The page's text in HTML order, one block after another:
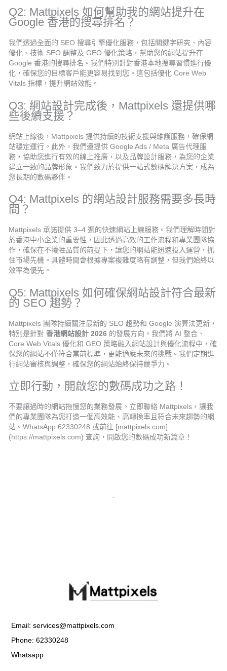
Q2: Mattpixels 如何幫助我的網站提升在
Google 香港的搜尋排名？
我們透過全面的 SEO 搜尋引擎優化服務，包括關鍵字研究、內容
優化、技術 SEO 調整及 GEO 優化策略，幫助您的網站提升在
Google 香港的搜尋排名。我們特別針對香港本地搜尋習慣進行優
化，確保您的目標客戶能更容易找到您。這包括優化 Core Web
Vitals 指標，提升網站效能。
Q3: 網站設計完成後，Mattpixels 還提供哪
些後續支援？
網站上線後，Mattpixels 提供持續的技術支援與維護服務，確保網
站穩定運行。此外，我們還提供 Google Ads / Meta 廣告代理服
務，協助您進行有效的線上推廣，以及品牌設計服務，為您的企業
建立一致的品牌形象。我們致力於提供一站式數碼解決方案，成為
您長期的數碼夥伴。
Q4: Mattpixels 的網站設計服務需要多長時
間？
Mattpixels 承諾提供 3–4 週的快速網站上線服務。我們理解時間對
於香港中小企業的重要性，因此透過高效的工作流程和專業團隊協
作，確保在不犧牲品質的前提下，讓您的網站能迅速投入運營，抓
住市場先機。具體時間會根據專案複雜度略有調整，但我們始終以
效率為優先。
Q5: Mattpixels 如何確保網站設計符合最新
的 SEO 趨勢？
Mattpixels 團隊持續關注最新的 SEO 趨勢和 Google 演算法更新，
特別是針對香港網站設計 2026 的發展方向。我們將 AI 整合、
Core Web Vitals 優化和 GEO 策略融入網站設計與優化流程中，確
保您的網站不僅符合當前標準，更能適應未來的挑戰。我們定期進
行網站審核與調整，確保您的網站始終保持競爭力。
立即行動，開啟您的數碼成功之路！
不要讓過時的網站拖慢您的業務發展。立即聯絡 Mattpixels，讓我
們的專業團隊為您打造一個高效能、高轉換率且符合未來趨勢的網
站。WhatsApp 62330248 或前往 [mattpixels.com]
(https://mattpixels.com) 查詢，開啟您的數碼成功新篇章！
Email: services@mattpixels.com
Phone: 62330248
Whatsapp